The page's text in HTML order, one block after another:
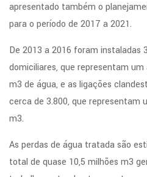
apresentado também o
para o período de 2017 a 2021.
De 2013 a 2016 foram instaladas
domiciliares, que representam
m3 de água, e as ligações
cerca de 3.800, que representam
m3.
As perdas de água tratada são
total de quase 10,5 milhões m3